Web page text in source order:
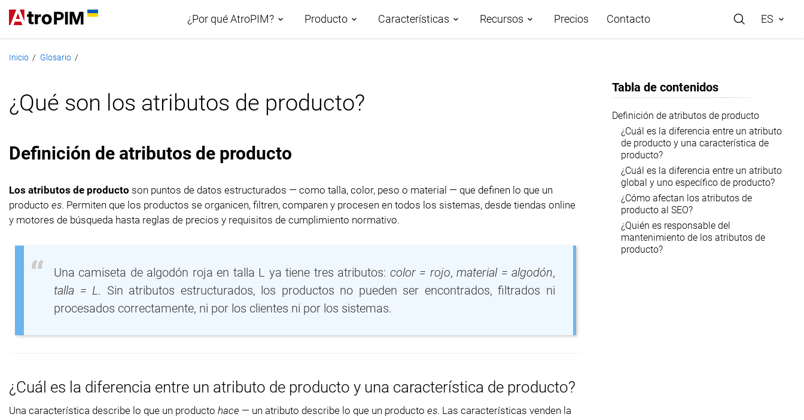
¿Por qué AtroPIM? Producto
Roadmap
Sindicación de datos de
productos
Pasaporte Digital de
Producto
Cumplimiento PPWR
Integraciones
PIM Amazon Integration
Características
Canales y atributos
Gestión de activos digitales
Importación de datos
Exportación de datos
Recursos
Blog
Precios Contacto ES
Inicio / Glosario /
¿Qué son los atributos de producto?
Definición de atributos de producto
Los atributos de producto son puntos de datos estructurados — como talla, color, peso o material — que definen lo que un
producto es. Permiten que los productos se organicen, filtren, comparen y procesen en todos los sistemas, desde tiendas online
y motores de búsqueda hasta reglas de precios y requisitos de cumplimiento normativo.
Una camiseta de algodón roja en talla L ya tiene tres atributos: color = rojo,material = algodón,
talla = L. Sin atributos estructurados, los productos no pueden ser encontrados, filtrados ni
procesados correctamente, ni por los clientes ni por los sistemas.
¿Cuál es la diferencia entre un atributo de producto y una característica de producto?
Una característica describe lo que un producto hace — un atributo describe lo que un producto es. Las características venden la
Tabla de contenidos
Definición de atributos de producto
¿Cuál es la diferencia entre un atributo
de producto y una característica de
producto?
¿Cuál es la diferencia entre un atributo
global y uno específico de producto?
¿Cómo afectan los atributos de
producto al SEO?
¿Quién es responsable del
mantenimiento de los atributos de
producto?